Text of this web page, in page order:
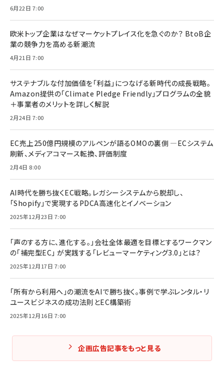
6月22日 7:00
欧米トップ企業はなぜマーケットプレイス化を急ぐのか？ BtoB企
業の競争力を高める新潮流
4月21日 7:00
サステナブルな付加価値を「利益」につなげる新時代の成長戦略。
Amazon提供の「Climate Pledge Friendly」プログラムの全貌
＋事業者のメリットを詳しく解説
2月24日 7:00
EC売上250億円規模のアルペンが語るOMOの裏側 ―ECシステム
刷新、メディアコマース転換、評価制度
2月4日 8:00
AI時代を勝ち抜くEC戦略。レガシーシステムから脱却し、
「Shopify」で実現するPDCA高速化とイノベーション
2025年12月23日 7:00
「声のする方に、進化する。」会社全体最適を目標とするワークマン
の「補完型EC」 が実践する「レビューマーケティング3.0」とは？
2025年12月17日 7:00
「所有から利用へ」の潮流をAIで勝ち抜く。事例で学ぶレンタル・リ
ユースビジネスの成功法則とEC構築術
2025年12月16日 7:00
企画広告記事をもっと見る